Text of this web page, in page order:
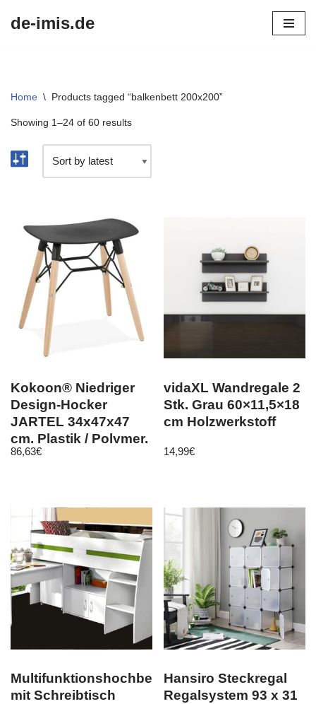
de-imis.de
Home \ Products tagged “balkenbett 200x200”
Showing 1–24 of 60 results
Kokoon® Niedriger
Design-Hocker
JARTEL 34x47x47
cm, Plastik / Polymer,
Schwarz, 5
86,63€
vidaXL Wandregale 2
Stk. Grau 60×11,5×18
cm Holzwerkstoff
14,99€
Multifunktionshochbett
mit Schreibtisch
Hansiro Steckregal
Regalsystem 93 x 31